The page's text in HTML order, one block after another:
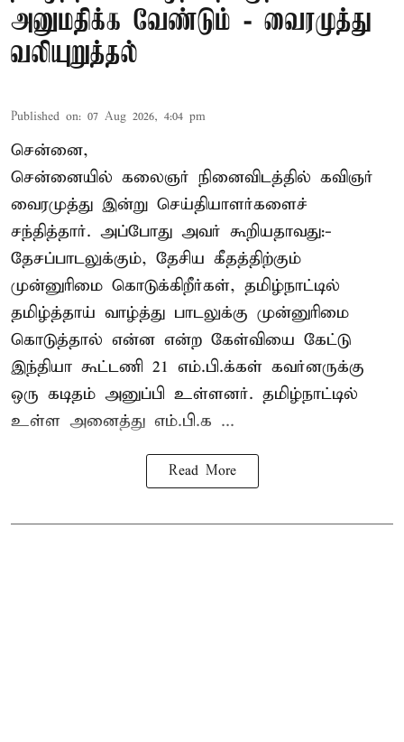
அனுமதிக்க வேண்டும் - வைரமுத்து
வலியுறுத்தல்
Published on: 07 Aug 2026, 4:04 pm
சென்னை,
சென்னையில் கலைஞர் நினைவிடத்தில் கவிஞர்
வைரமுத்து இன்று செய்தியாளர்களைச்
சந்தித்தார். அப்போது அவர் கூறியதாவது:-
தேசப்பாடலுக்கும், தேசிய கீதத்திற்கும்
முன்னுரிமை கொடுக்கிறீர்கள், தமிழ்நாட்டில்
தமிழ்த்தாய் வாழ்த்து பாடலுக்கு முன்னுரிமை
கொடுத்தால் என்ன என்ற கேள்வியை கேட்டு
இந்தியா கூட்டணி 21 எம்.பி.க்கள் கவர்னருக்கு
ஒரு கடிதம் அனுப்பி உள்ளனர். தமிழ்நாட்டில்
உள்ள அனைத்து எம்.பி.க ...
Read More